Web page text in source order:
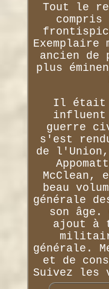
Tout le
ancien de
plus
Il était
influent
guerre
s'est
de
McClean,
beau
générale
son
ajout à
générale.
et de
Suivez les